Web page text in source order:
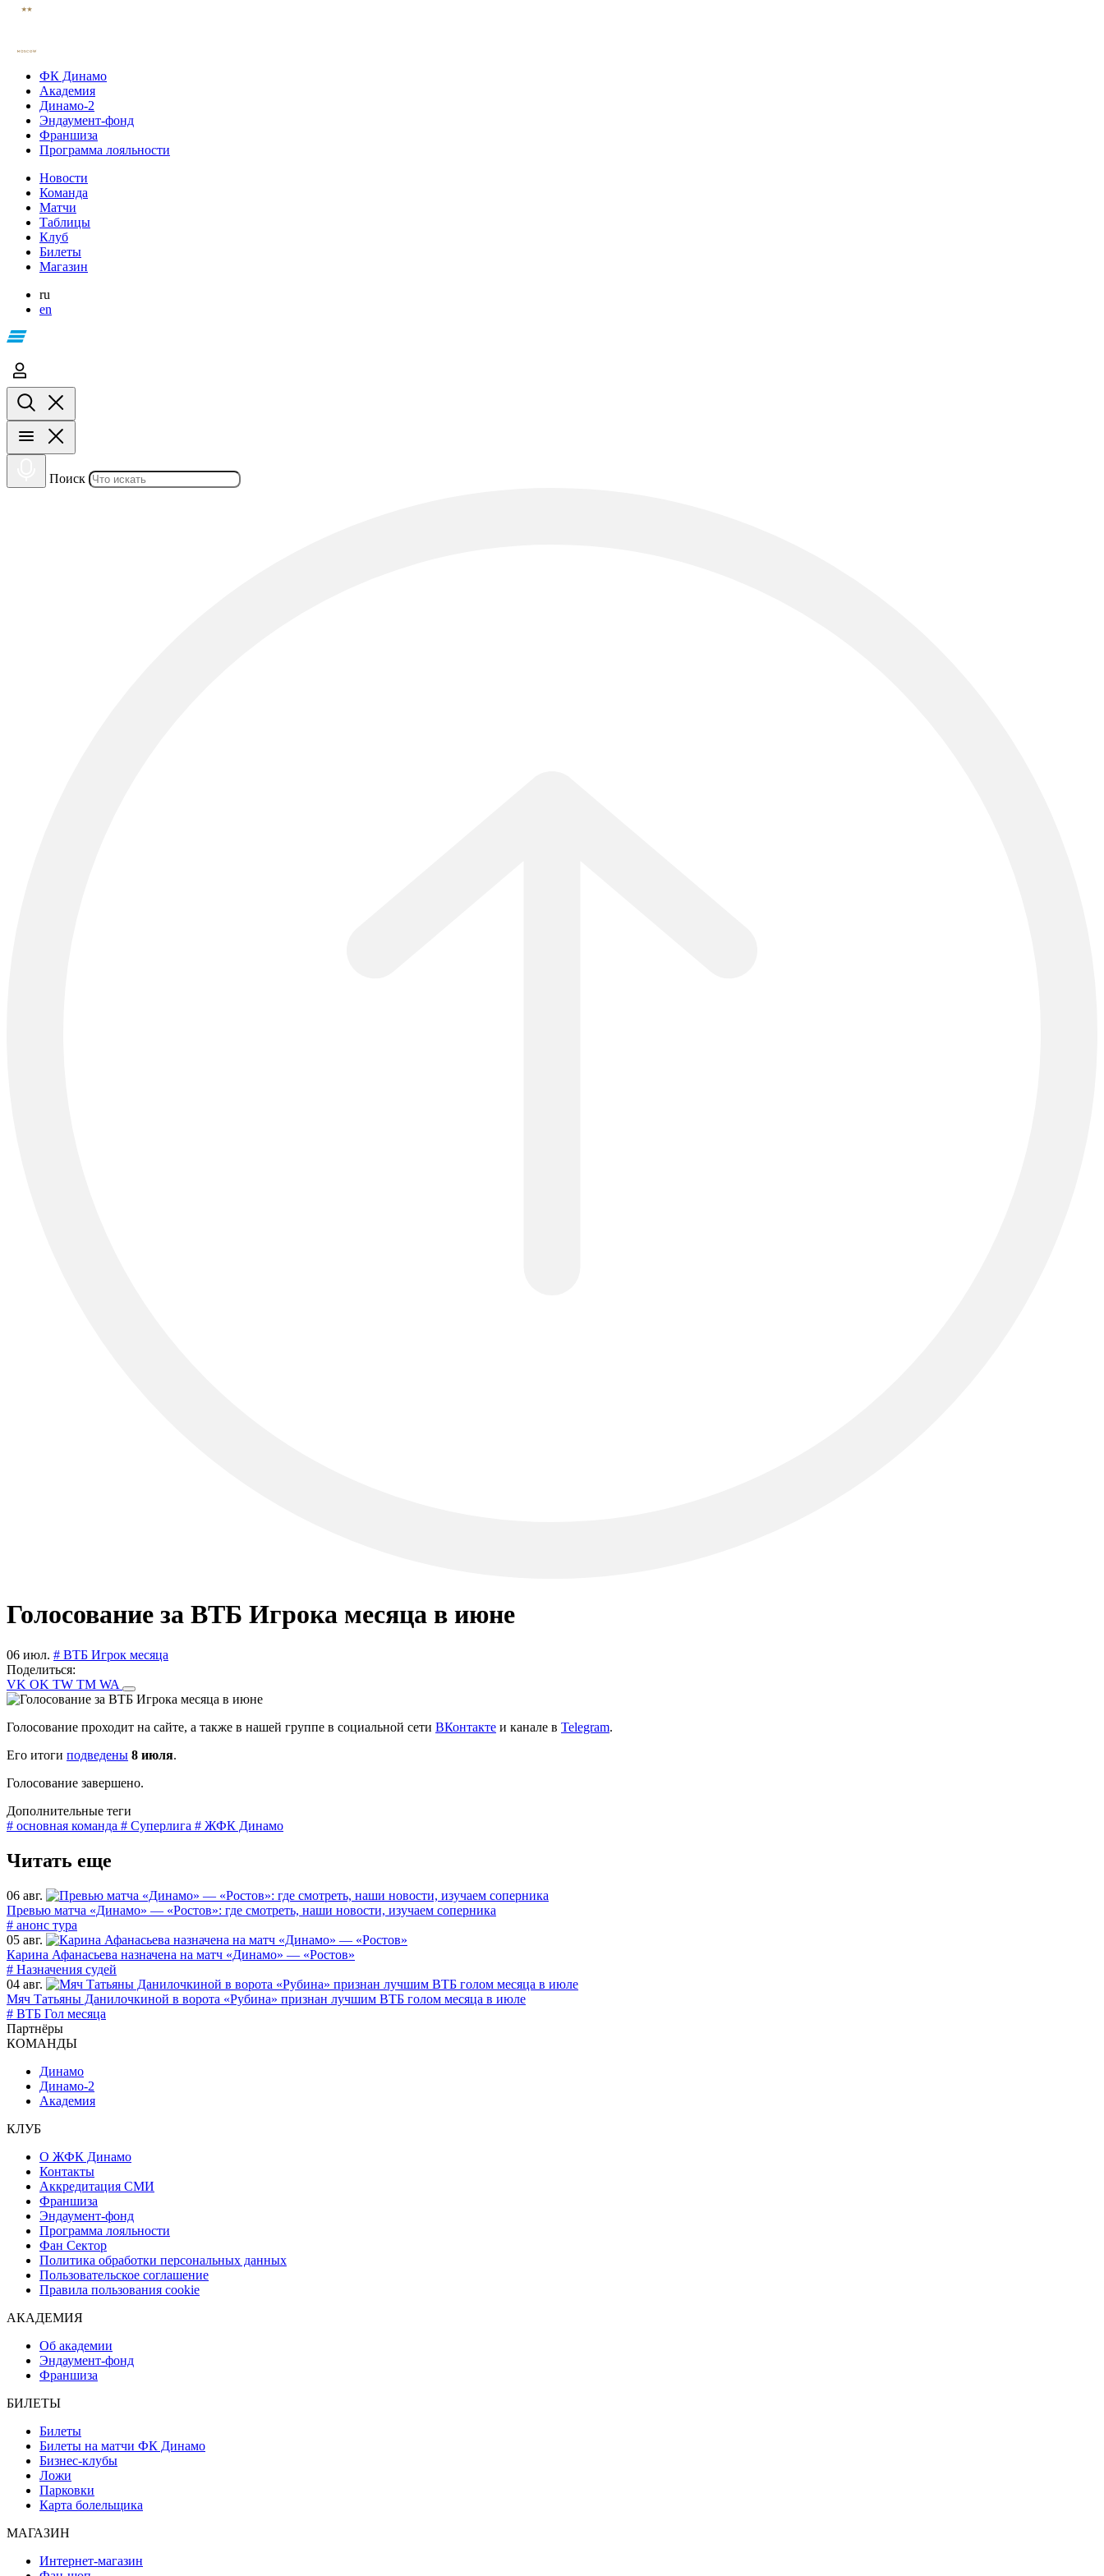
ФК Динамо
Академия
Динамо-2
Эндаумент-фонд
Франшиза
Программа лояльности
Новости
Команда
Матчи
Таблицы
Клуб
Билеты
Магазин
ru
en
Поиск
Голосование за ВТБ Игрока месяца в июне
06 июл. # ВТБ Игрок месяца
Поделиться:
VK OK TW TM WA
Голосование проходит на сайте, а также в нашей группе в социальной сети ВКонтакте и канале в Telegram.
Его итоги подведены 8 июля.
Голосование завершено.
Дополнительные теги
# основная команда # Суперлига # ЖФК Динамо
Читать еще
06 авг.
Превью матча «Динамо» — «Ростов»: где смотреть, наши новости, изучаем соперника
# анонс тура
05 авг.
Карина Афанасьева назначена на матч «Динамо» — «Ростов»
# Назначения судей
04 авг.
Мяч Татьяны Данилочкиной в ворота «Рубина» признан лучшим ВТБ голом месяца в июле
# ВТБ Гол месяца
Партнёры
КОМАНДЫ
Динамо
Динамо-2
Академия
КЛУБ
О ЖФК Динамо
Контакты
Аккредитация СМИ
Франшиза
Эндаумент-фонд
Программа лояльности
Фан Сектор
Политика обработки персональных данных
Пользовательское соглашение
Правила пользования cookie
АКАДЕМИЯ
Об академии
Эндаумент-фонд
Франшиза
БИЛЕТЫ
Билеты
Билеты на матчи ФК Динамо
Бизнес-клубы
Ложи
Парковки
Карта болельщика
МАГАЗИН
Интернет-магазин